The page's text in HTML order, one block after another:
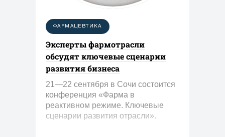
ФАРМАЦЕВТИКА
Эксперты фармотрасли
обсудят ключевые сценарии
развития бизнеса
21—22 сентября в Сочи состоится
конференция «Фарма в
реактивном режиме. Ключевые
сценарии развития отрасли».